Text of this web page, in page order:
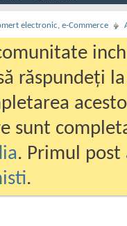
electronic, e-Commerce
răspundeți
sunt
. Primul
.